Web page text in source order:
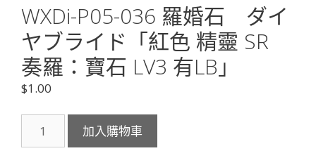
WXDi-P05-036 羅婚石 ダイ
ヤブライド「紅色 精靈 SR
奏羅：寶石 LV3 有LB」
$1.00
P05-
加入購物車